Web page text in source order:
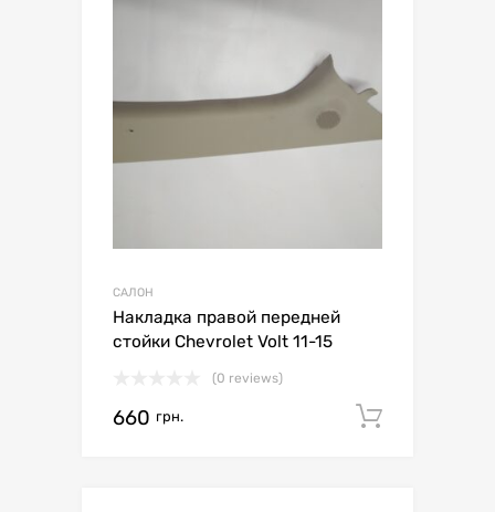
САЛОН
Накладка правой передней
стойки Chevrolet Volt 11-15
(0 reviews)
660 грн.